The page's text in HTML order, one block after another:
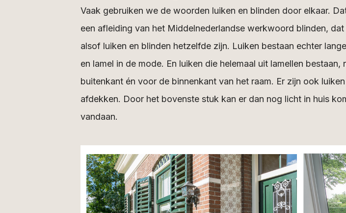
Vaak gebruiken we de woorden luiken en blinden door elkaar.
een afleiding van het Middelnederlandse werkwoord blinden,
alsof luiken en blinden hetzelfde zijn. Luiken bestaan echter
en lamel in de mode. En luiken die helemaal uit lamellen
buitenkant én voor de binnenkant van het raam. Er zijn ook
afdekken. Door het bovenste stuk kan er dan nog licht in huis
vandaan.